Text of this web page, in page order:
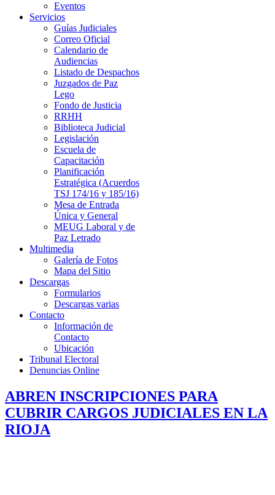
Eventos
Servicios
Guías Judiciales
Correo Oficial
Calendario de
Audiencias
Listado de Despachos
Juzgados de Paz
Lego
Fondo de Justicia
RRHH
Biblioteca Judicial
Legislación
Escuela de
Capacitación
Planificación
Estratégica (Acuerdos
TSJ 174/16 y 185/16)
Mesa de Entrada
Única y General
MEUG Laboral y de
Paz Letrado
Multimedia
Galería de Fotos
Mapa del Sitio
Descargas
Formularios
Descargas varias
Contacto
Información de
Contacto
Ubicación
Tribunal Electoral
Denuncias Online
ABREN INSCRIPCIONES PARA
CUBRIR CARGOS JUDICIALES EN LA
RIOJA